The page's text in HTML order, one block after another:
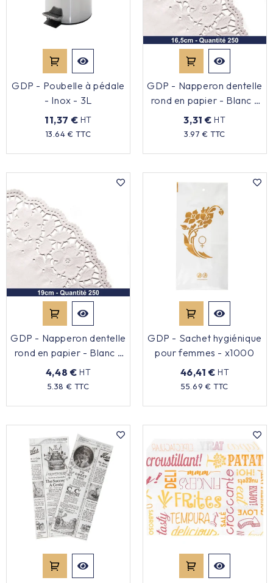
GDP - Poubelle à pédale
- Inox - 3L
11,37 € HT
13.64 € TTC
Prix
GDP - Napperon dentelle
rond en papier - Blanc -
16.5cm - x250
3,31 € HT
3.97 € TTC
Prix
GDP - Napperon dentelle
rond en papier - Blanc -
19cm - x250
4,48 € HT
5.38 € TTC
Prix
GDP - Sachet hygiénique
pour femmes - x1000
46,41 € HT
55.69 € TTC
Prix